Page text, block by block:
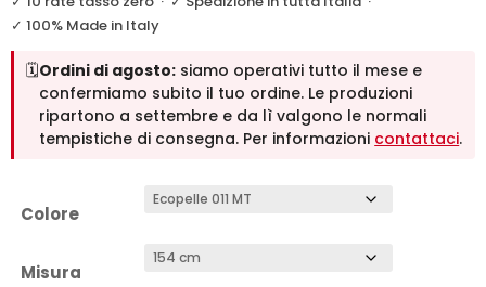
1.899,00€
a
2.679,00€
✓ 100% Made in Italy
🗓️Ordini di agosto: siamo operativi tutto il mese e
confermiamo subito il tuo ordine. Le produzioni
ripartono a settembre e da lì valgono le normali
tempistiche di consegna. Per informazioni contattaci.
Colore
Misura